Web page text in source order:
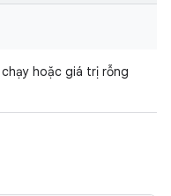
hoặc giá trị rỗng